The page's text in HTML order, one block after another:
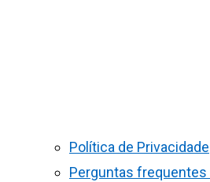
Política de Privacidade
Perguntas frequentes